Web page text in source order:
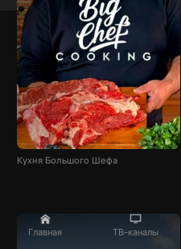
Главная ТВ-каналы
Кухня Большого Шефа